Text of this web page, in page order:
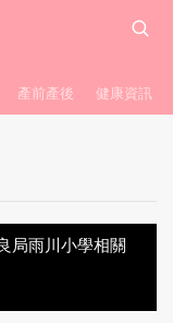
產前產後 健康資訊
局雨川小學相關